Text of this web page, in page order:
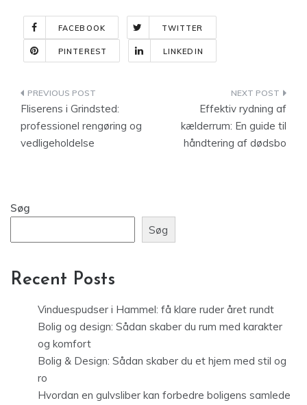
FACEBOOK TWITTER
PINTEREST LINKEDIN
Indlægsnavigation
Fliserens i Grindsted:
professionel rengøring og
vedligeholdelse
Effektiv rydning af
kælderrum: En guide til
håndtering af dødsbo
Søg
Søg
Recent Posts
Vinduespudser i Hammel: få klare ruder året rundt
Bolig og design: Sådan skaber du rum med karakter
og komfort
Bolig & Design: Sådan skaber du et hjem med stil og
ro
Hvordan en gulvsliber kan forbedre boligens samlede